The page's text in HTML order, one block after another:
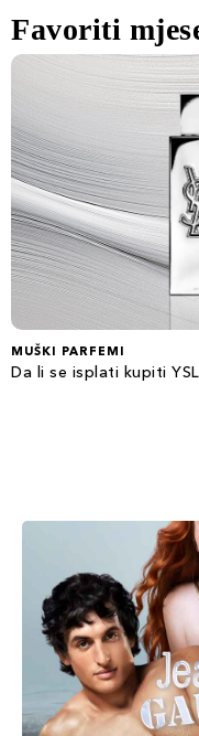
Favoriti
MUŠKI PARFEMI
Da li se isplati kupiti